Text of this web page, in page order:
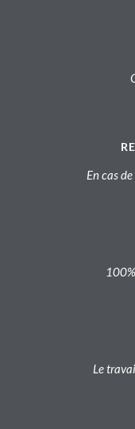
En cas
Le